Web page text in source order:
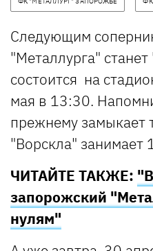
Следующим
"Металлурга"
состоится на
мая в 13:30.
прежнему замыкает
"Ворскла" занимает
ЧИТАЙТЕ ТАКЖЕ:
запорожский
нулям"